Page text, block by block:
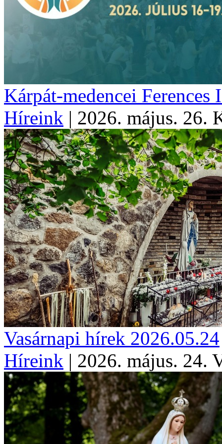
Kárpát-medencei
Híreink | 2026. május. 26.
Vasárnapi hírek 2026.05.24
Híreink | 2026. május. 24.